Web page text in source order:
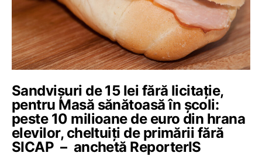
Sandvișuri de 15 lei fără licitație,
pentru Masă sănătoasă în școli:
peste 10 milioane de euro din hrana
elevilor, cheltuiți de primării fără
SICAP – anchetă ReporterIS